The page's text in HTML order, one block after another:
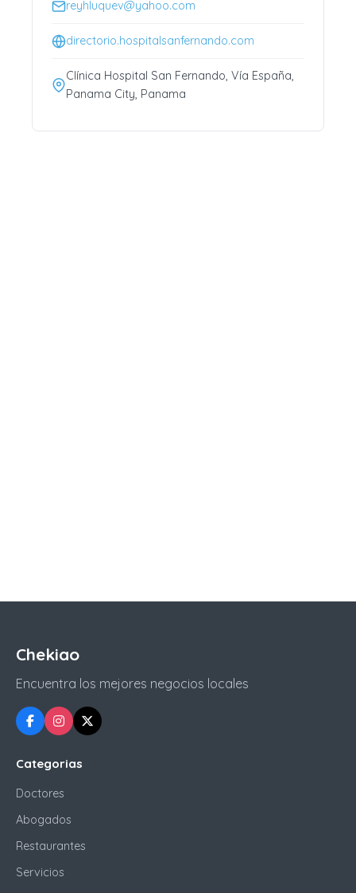
reyhluquev@yahoo.com
directorio.hospitalsanfernando.com
Clínica Hospital San Fernando, Vía España,
Panama City, Panama
Chekiao
Encuentra los mejores negocios locales
Categorias
Doctores
Abogados
Restaurantes
Servicios